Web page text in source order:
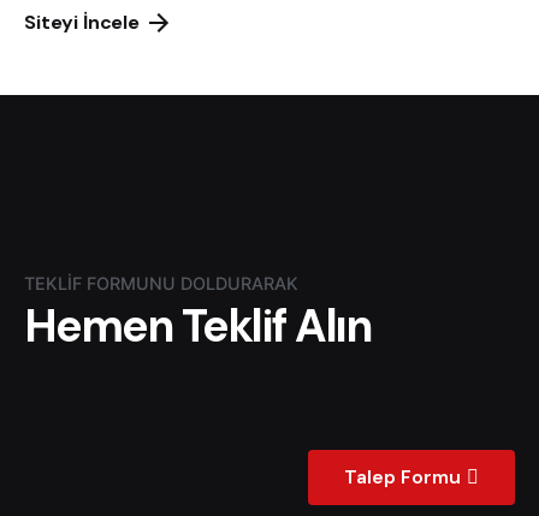
Siteyi İncele
TEKLIF FORMUNU DOLDURARAK
Hemen Teklif Alın
Talep Formu